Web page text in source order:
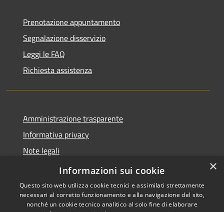
Prenotazione appuntamento
Segnalazione disservizio
Leggi le FAQ
Richiesta assistenza
Amministrazione trasparente
Informativa privacy
Note legali
Dichiarazione di accessibilità
×
Informazioni sui cookie
Questo sito web utilizza cookie tecnici e assimilati strettamente
necessari al corretto funzionamento e alla navigazione del sito,
nonché un cookie tecnico analitico al solo fine di elaborare